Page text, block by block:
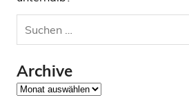
Archive
Archive